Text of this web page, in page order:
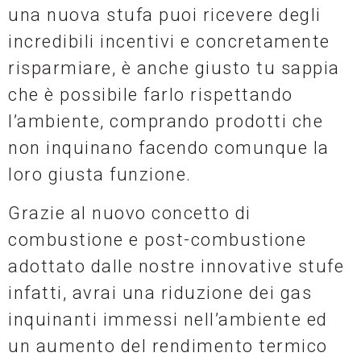
una nuova stufa puoi ricevere degli
incredibili incentivi e concretamente
risparmiare, è anche giusto tu sappia
che è possibile farlo rispettando
l’ambiente, comprando prodotti che
non inquinano facendo comunque la
loro giusta funzione.
Grazie al nuovo concetto di
combustione e post-combustione
adottato dalle nostre innovative stufe
infatti, avrai una riduzione dei gas
inquinanti immessi nell’ambiente ed
un aumento del rendimento termico